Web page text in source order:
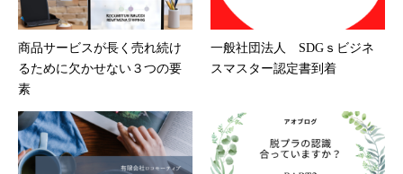
商品サービスが長く売れ続け
るために欠かせない３つの要
素
一般社団法人 SDGｓビジネ
スマスター認定書到着